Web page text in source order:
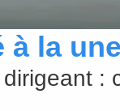
à la une
: